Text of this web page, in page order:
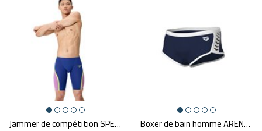
395€
Promotions
A partir de :
Jammer de compétition SPEEDO FS LZR PURE INTENT 2.0 NAV/PUR Boxer de bain homme ARENA MEN'S ARENA ICONS SWIM LOW WAIST SHORT SOLID